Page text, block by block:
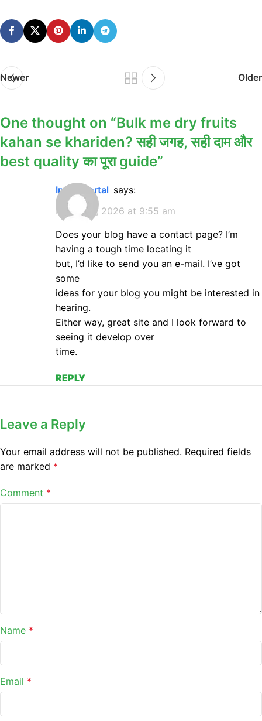
Newer Older
One thought on “Bulk me dry fruits
kahan se khariden? सही जगह, सही दाम और
best quality का पूरा guide”
imker portal says:
March 18, 2026 at 9:55 am
Does your blog have a contact page? I’m
having a tough time locating it
but, I’d like to send you an e-mail. I’ve got
some
ideas for your blog you might be interested in
hearing.
Either way, great site and I look forward to
seeing it develop over
time.
REPLY
Leave a Reply
Your email address will not be published. Required fields
are marked *
Comment *
Name *
Email *